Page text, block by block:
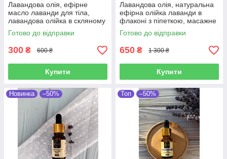
Лавандова олія, ефірне
масло лаванди для тіла,
лавандова олійка в скляному
флаконі з пітеткою, олія
лаванди лікарської, 5 мл
Готово до відправки
300 ₴ 600 ₴
Купити
Лавандова олія, натуральна
ефірна олійка лаванди в
флаконі з піпеткою, масажне
масло лаванди 10 мл
Готово до відправки
650 ₴ 1 300 ₴
Купити
Новинка –50% Топ –50%